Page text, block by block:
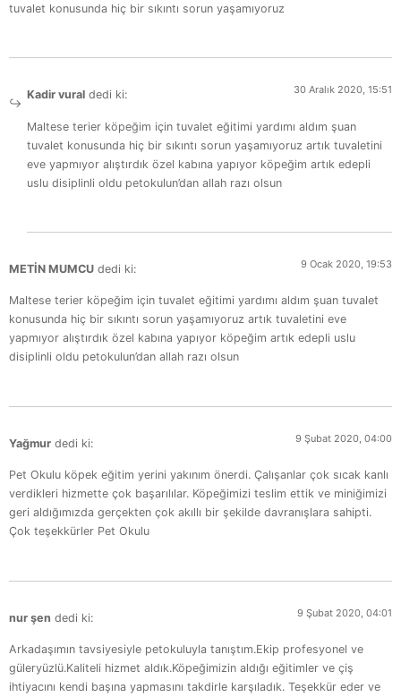
tuvalet konusunda hiç bir sıkıntı sorun yaşamıyoruz
Kadir vural dedi ki: 30 Aralık 2020, 15:51
Maltese terier köpeğim için tuvalet eğitimi yardımı aldım şuan
tuvalet konusunda hiç bir sıkıntı sorun yaşamıyoruz artık tuvaletini
eve yapmıyor alıştırdık özel kabına yapıyor köpeğim artık edepli
uslu disiplinli oldu petokulun’dan allah razı olsun
METİN MUMCU dedi ki: 9 Ocak 2020, 19:53
Maltese terier köpeğim için tuvalet eğitimi yardımı aldım şuan tuvalet
konusunda hiç bir sıkıntı sorun yaşamıyoruz artık tuvaletini eve
yapmıyor alıştırdık özel kabına yapıyor köpeğim artık edepli uslu
disiplinli oldu petokulun’dan allah razı olsun
Yağmur dedi ki: 9 Şubat 2020, 04:00
Pet Okulu köpek eğitim yerini yakınım önerdi. Çalışanlar çok sıcak kanlı
verdikleri hizmette çok başarılılar. Köpeğimizi teslim ettik ve miniğimizi
geri aldığımızda gerçekten çok akıllı bir şekilde davranışlara sahipti.
Çok teşekkürler Pet Okulu
nur şen dedi ki: 9 Şubat 2020, 04:01
Arkadaşımın tavsiyesiyle petokuluyla tanıştım.Ekip profesyonel ve
güleryüzlü.Kaliteli hizmet aldık.Köpeğimizin aldığı eğitimler ve çiş
ihtiyacını kendi başına yapmasını takdirle karşıladık. Teşekkür eder ve